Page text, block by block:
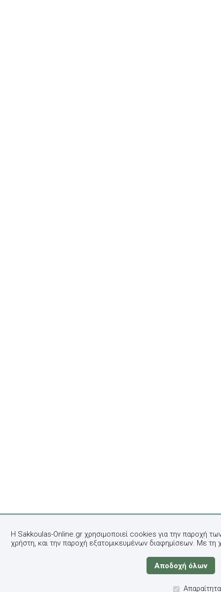
Η Sakkoulas-Online.gr χρησιμοποιεί cookies για την παροχή
χρήστη, και την παροχή εξατομικευμένων διαφημίσεων. Με